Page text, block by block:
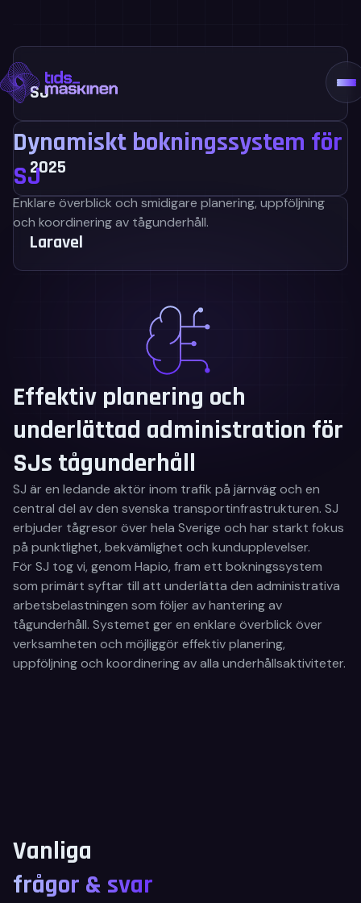
innehåll
Kontakt
Dynamiskt bokningssystem för
SJ
Enklare överblick och smidigare planering, uppföljning
och koordinering av tågunderhåll.
SJ
2025
Laravel
Effektiv planering och
underlättad administration för
SJs tågunderhåll
SJ är en ledande aktör inom trafik på järnväg och en
central del av den svenska transportinfrastrukturen. SJ
erbjuder tågresor över hela Sverige och har starkt fokus
på punktlighet, bekvämlighet och kundupplevelser.
För SJ tog vi, genom Hapio, fram ett bokningssystem
som primärt syftar till att underlätta den administrativa
arbetsbelastningen som följer av hantering av
tågunderhåll. Systemet ger en enklare överblick över
verksamheten och möjliggör effektiv planering,
uppföljning och koordinering av alla underhållsaktiviteter.
Vanliga
frågor & svar